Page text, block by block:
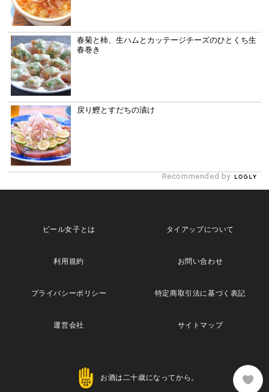
春菊と柿、生ハムとカッテージチーズのひとくち生
春巻き
戻り鰹とすだちの漬け
Recommended by
ビール女子とは タイアップについて
利用規約 お問い合わせ
プライバシーポリシー 特定商取引法に基づく表記
運営会社 サイトマップ
お酒は二十歳になってから。